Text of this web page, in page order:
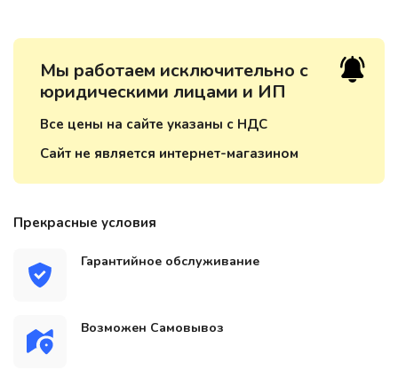
Мы работаем исключительно с
юридическими лицами и ИП
Все цены на сайте указаны с НДС
Сайт не является интернет-магазином
Прекрасные условия
Гарантийное обслуживание
Возможен Самовывоз